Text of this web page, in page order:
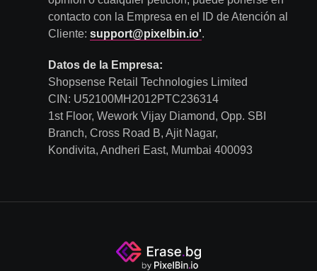
contacto con la Empresa en el ID de Atención al
Cliente: support@pixelbin.io'.
Datos de la Empresa:
Shopsense Retail Technologies Limited
CIN: U52100MH2012PTC236314
1st Floor, Wework Vijay Diamond, Opp. SBI
Branch, Cross Road B, Ajit Nagar,
Kondivita, Andheri East, Mumbai 400093